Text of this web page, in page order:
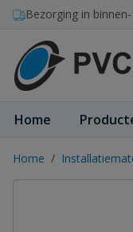
Ga naar de inhoud
Bezorging in
Home
Home /